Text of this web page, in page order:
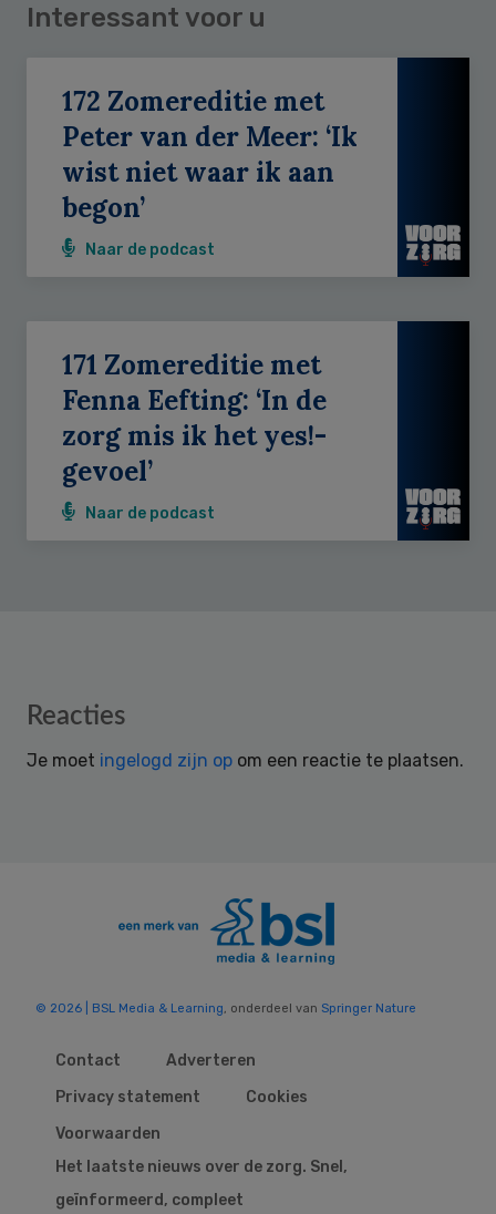
Interessant voor u
172 Zomereditie met
Peter van der Meer: ‘Ik
wist niet waar ik aan
begon’
Naar de podcast
171 Zomereditie met
Fenna Eefting: ‘In de
zorg mis ik het yes!-
gevoel’
Naar de podcast
Reader
Reacties
Je moet ingelogd zijn op om een reactie te plaatsen.
© 2026 | BSL Media & Learning, onderdeel van Springer Nature
Contact
Adverteren
Privacy statement
Cookies
Voorwaarden
Het laatste nieuws over de zorg. Snel,
geïnformeerd, compleet